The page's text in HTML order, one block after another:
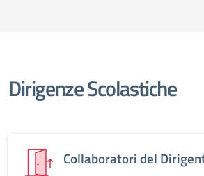
Dirigenze Scolastiche
Collaboratori del